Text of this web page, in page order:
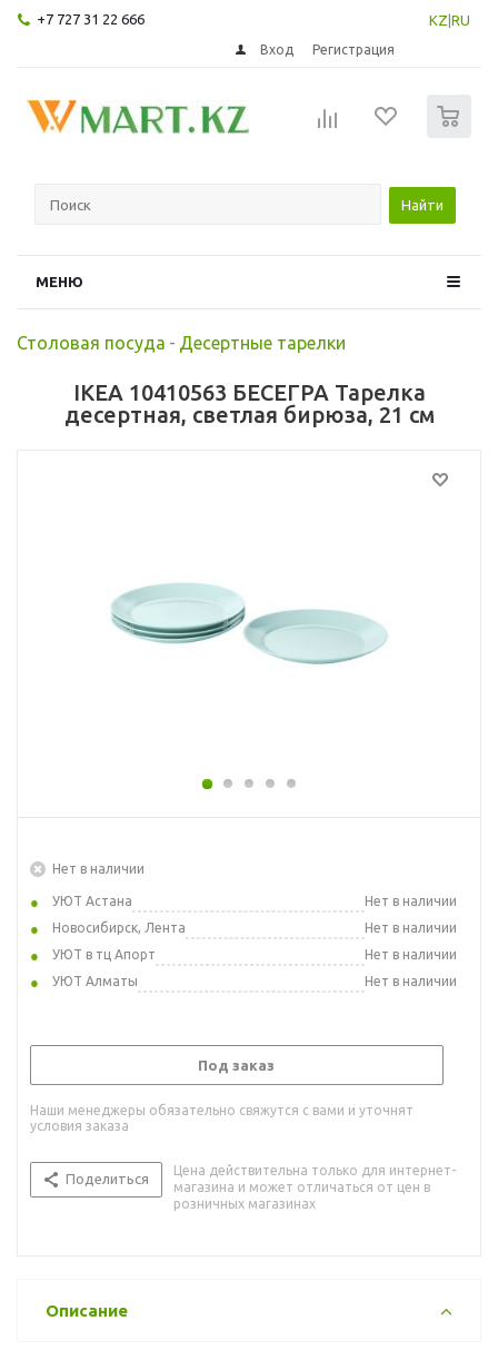
+7 727 31 22 666 KZ RU
Вход Регистрация
Найти
МЕНЮ
Столовая посуда - Десертные тарелки
IKEA 10410563 БЕСЕГРА Тарелка
десертная, светлая бирюза, 21 см
Нет в наличии
УЮТ Астана
Нет в наличии
Новосибирск, Лента
Нет в наличии
УЮТ в тц Апорт
Нет в наличии
УЮТ Алматы
Нет в наличии
Под заказ
Наши менеджеры обязательно свяжутся с вами и уточнят
условия заказа
Поделиться
Цена действительна только для интернет-
магазина и может отличаться от цен в
розничных магазинах
Описание